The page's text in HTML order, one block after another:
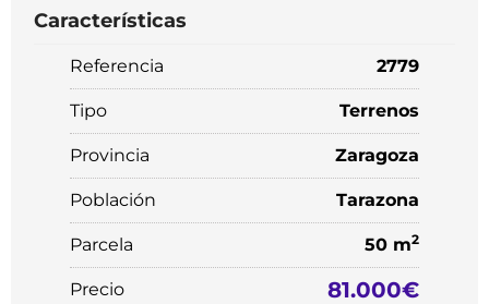
Características
Referencia 2779
Tipo Terrenos
Provincia Zaragoza
Población Tarazona
Parcela 50 m2
Precio 81.000€